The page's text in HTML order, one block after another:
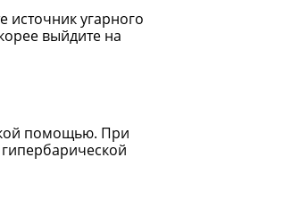
угарного
выйдите на
помощью. При